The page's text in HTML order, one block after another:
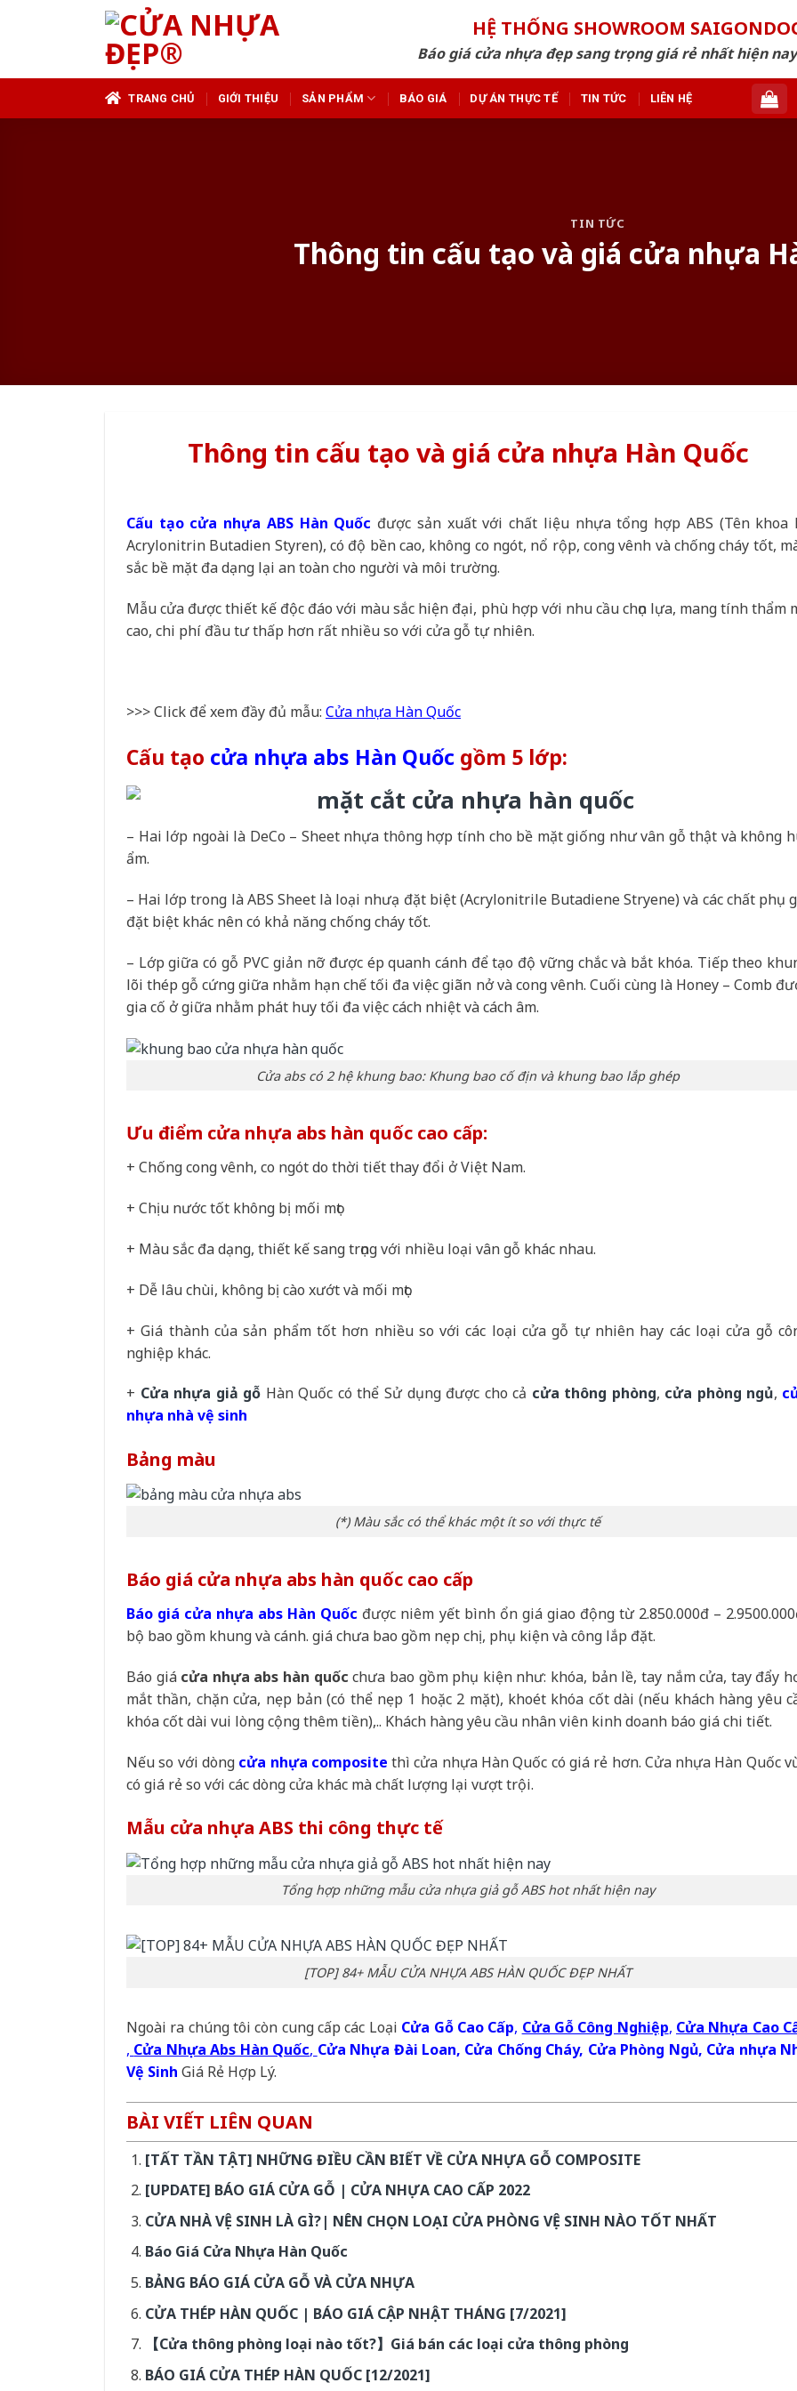
HỆ THỐNG SHOWROOM
Báo giá cửa nhựa đẹp sang trọng giá rẻ nhất hiện nay
TRANG CHỦ GIỚI THIỆU SẢN PHẨM BÁO GIÁ DỰ ÁN THỰC TẾ TIN TỨC LIÊN HỆ
TIN TỨC
Thông tin cấu tạo và giá cửa nhựa
Thông tin cấu tạo và giá cửa nhựa Hàn Quốc
Cấu tạo cửa nhựa ABS Hàn Quốc được sản xuất với chất liệu nhựa tổng hợp ABS (Tên khoa
Acrylonitrin Butadien Styren), có độ bền cao, không co ngót, nổ rộp, cong vênh và chống cháy tốt,
sắc bề mặt đa dạng lại an toàn cho người và môi trường.
Mẫu cửa được thiết kế độc đáo với màu sắc hiện đại, phù hợp với nhu cầu chọn lựa, mang tính thẩm
cao, chi phí đầu tư thấp hơn rất nhiều so với cửa gỗ tự nhiên.
>>> Click để xem đầy đủ mẫu: Cửa nhựa Hàn Quốc
Cấu tạo cửa nhựa abs Hàn Quốc gồm 5 lớp:
– Hai lớp ngoài là DeCo – Sheet nhựa thông hợp tính cho bề mặt giống như vân gỗ thật và không
ẩm.
– Hai lớp trong là ABS Sheet là loại nhưạ đặt biệt (Acrylonitrile Butadiene Stryene) và các chất phụ
đặt biệt khác nên có khả năng chống cháy tốt.
– Lớp giữa có gỗ PVC giản nỡ được ép quanh cánh để tạo độ vững chắc và bắt khóa. Tiếp theo
lõi thép gỗ cứng giữa nhằm hạn chế tối đa việc giãn nở và cong vênh. Cuối cùng là Honey – Comb
gia cố ở giữa nhằm phát huy tối đa việc cách nhiệt và cách âm.
Cửa abs có 2 hệ khung bao: Khung bao cố địn và khung bao lắp ghép
Ưu điểm cửa nhựa abs hàn quốc cao cấp:
+ Chống cong vênh, co ngót do thời tiết thay đổi ở Việt Nam.
+ Chịu nước tốt không bị mối mọt
+ Màu sắc đa dạng, thiết kế sang trọng với nhiều loại vân gỗ khác nhau.
+ Dễ lâu chùi, không bị cào xướt và mối mọt.
+ Giá thành của sản phẩm tốt hơn nhiều so với các loại cửa gỗ tự nhiên hay các loại cửa gỗ
nghiệp khác.
+ Cửa nhựa giả gỗ Hàn Quốc có thể Sử dụng được cho cả cửa thông phòng, cửa phòng ngủ,
nhựa nhà vệ sinh
Bảng màu
(*) Màu sắc có thể khác một ít so với thực tế
Báo giá cửa nhựa abs hàn quốc cao cấp
Báo giá cửa nhựa abs Hàn Quốc được niêm yết bình ổn giá giao động từ 2.850.000đ –
bộ bao gồm khung và cánh. giá chưa bao gồm nẹp chị, phụ kiện và công lắp đặt.
Báo giácửa nhựa abs hàn quốc chưa bao gồm phụ kiện như: khóa, bản lề, tay nắm cửa, tay đẩy
mắt thần, chặn cửa, nẹp bản (có thể nẹp 1 hoặc 2 mặt), khoét khóa cốt dài (nếu khách hàng yêu
khóa cốt dài vui lòng cộng thêm tiền),.. Khách hàng yêu cầu nhân viên kinh doanh báo giá chi tiết.
Nếu so với dòng cửa nhựa composite thì cửa nhựa Hàn Quốc có giá rẻ hơn. Cửa nhựa Hàn Quốc
có giá rẻ so với các dòng cửa khác mà chất lượng lại vượt trội.
Mẫu cửa nhựa ABS thi công thực tế
Tổng hợp những mẫu cửa nhựa giả gỗ ABS hot nhất hiện nay
[TOP] 84+ MẪU CỬA NHỰA ABS HÀN QUỐC ĐẸP NHẤT
Ngoài ra chúng tôi còn cung cấp các Loại Cửa Gỗ Cao Cấp, Cửa Gỗ Công Nghiệp, Cửa Nhựa Cao
, Cửa Nhựa Abs Hàn Quốc, Cửa Nhựa Đài Loan, Cửa Chống Cháy, Cửa Phòng Ngủ, Cửa nhựa
Vệ Sinh Giá Rẻ Hợp Lý.
BÀI VIẾT LIÊN QUAN
[TẤT TẦN TẬT] NHỮNG ĐIỀU CẦN BIẾT VỀ CỬA NHỰA GỖ COMPOSITE
[UPDATE] BÁO GIÁ CỬA GỖ | CỬA NHỰA CAO CẤP 2022
CỬA NHÀ VỆ SINH LÀ GÌ?| NÊN CHỌN LOẠI CỬA PHÒNG VỆ SINH NÀO TỐT NHẤT
Báo Giá Cửa Nhựa Hàn Quốc
BẢNG BÁO GIÁ CỬA GỖ VÀ CỬA NHỰA
CỬA THÉP HÀN QUỐC | BÁO GIÁ CẬP NHẬT THÁNG [7/2021]
【Cửa thông phòng loại nào tốt?】Giá bán các loại cửa thông phòng
BÁO GIÁ CỬA THÉP HÀN QUỐC [12/2021]